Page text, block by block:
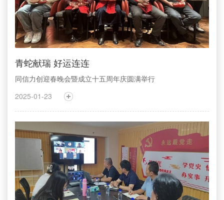
青蛇献瑞 好运连连
同信力创迎春晚会暨成立十五周年庆圆满举行
2025-01-23